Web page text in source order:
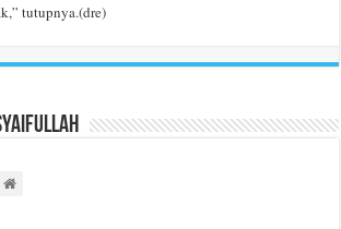
tutupnya.(dre)